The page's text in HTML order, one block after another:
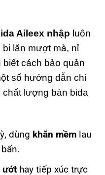
Aileex nhập luôn
bi lăn mượt mà, nỉ
biết cách bảo quản
số hướng dẫn chi
chất lượng bàn bida
dùng khăn mềmlau
ướthay tiếp xúc trực